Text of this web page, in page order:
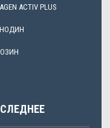
ACTIV PLUS